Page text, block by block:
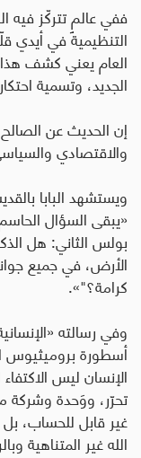
ففي عالمٍ تتركّز فيه
التنظيمية في أيدي
العام يعني كشف
الجديد، وتسمية
إن الحديث عن
والاقتصادي
ويستشهد البابا
«يبقى السؤال
بولس الثاني: هل
الأرض، في جميع
كرامة؟"».
وفي رسالته
أسطورة بروميثيوس
الإنسان ليس
تحرّر، ووَحدة وشركة
غير قابل للحساب،
الله غير المتناهية